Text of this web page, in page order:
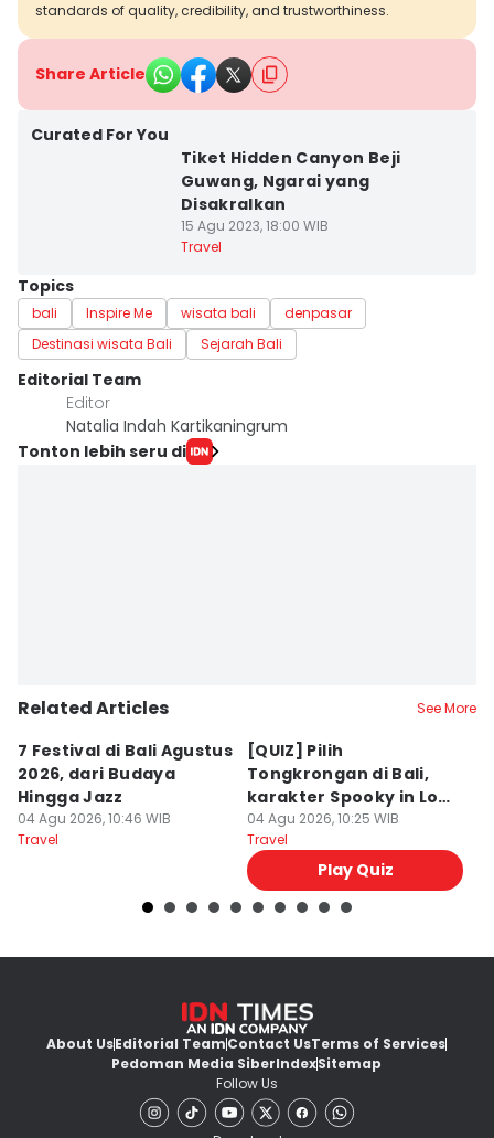
standards of quality, credibility, and trustworthiness.
Share Article
Curated For You
Tiket Hidden Canyon Beji
Guwang, Ngarai yang
Disakralkan
15 Agu 2023, 18:00 WIB
Travel
Topics
bali Inspire Me wisata bali
denpasar
Destinasi wisata Bali
Sejarah Bali
Editorial Team
Editor
Natalia Indah Kartikaningrum
Tonton lebih seru di
Related Articles See More
7 Festival di Bali Agustus
2026, dari Budaya
Hingga Jazz
04 Agu 2026, 10:46 WIB
Travel
[QUIZ] Pilih
Tongkrongan di Bali,
karakter Spooky in Love
Ini Mirip Kamu
04 Agu 2026, 10:25 WIB
Travel
Play Quiz
About UsEditorial TeamContact UsTerms of Services
Pedoman Media SiberIndexSitemap
Follow Us